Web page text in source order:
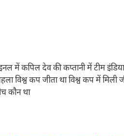
में कपिल देव की कप्तानी में टीम
विश्व कप जीता था विश्व कप में मिली
कौन था